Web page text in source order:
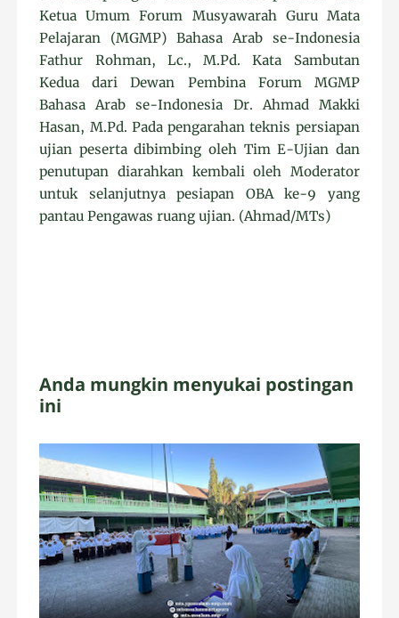
Ketua Umum Forum Musyawarah Guru Mata
Pelajaran (MGMP) Bahasa Arab se-Indonesia
Fathur Rohman, Lc., M.Pd. Kata Sambutan
Kedua dari Dewan Pembina Forum MGMP
Bahasa Arab se-Indonesia Dr. Ahmad Makki
Hasan, M.Pd. Pada pengarahan teknis persiapan
ujian peserta dibimbing oleh Tim E-Ujian dan
penutupan diarahkan kembali oleh Moderator
untuk selanjutnya pesiapan OBA ke-9 yang
pantau Pengawas ruang ujian. (Ahmad/MTs)
Anda mungkin menyukai postingan
ini